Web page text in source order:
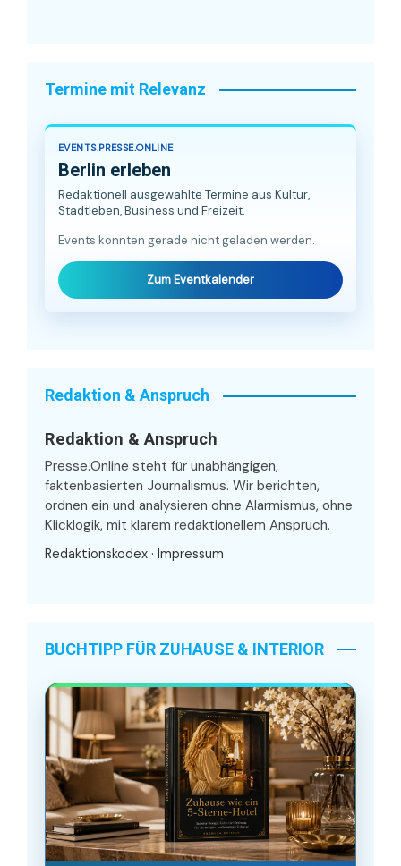
Termine mit Relevanz
EVENTS.PRESSE.ONLINE
Berlin erleben
Redaktionell ausgewählte Termine aus Kultur,
Stadtleben, Business und Freizeit.
Events konnten gerade nicht geladen werden.
Zum Eventkalender
Redaktion & Anspruch
Redaktion & Anspruch
Presse.Online steht für unabhängigen,
faktenbasierten Journalismus. Wir berichten,
ordnen ein und analysieren ohne Alarmismus, ohne
Klicklogik, mit klarem redaktionellem Anspruch.
Redaktionskodex · Impressum
BUCHTIPP FÜR ZUHAUSE & INTERIOR